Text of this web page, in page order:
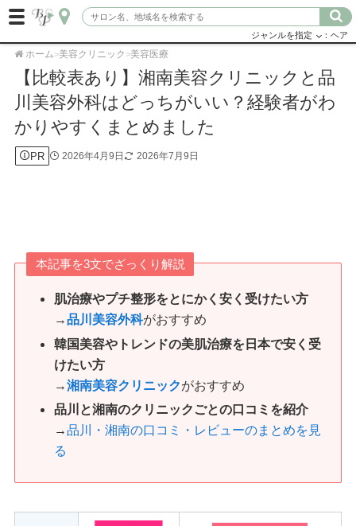
ジャンルを指定 ：ヘア
ホーム>美容クリニック >美容医療
【比較表あり】湘南美容クリニックと品
川美容外科はどっちがいい？経験者がわ
かりやすくまとめました
PR 2026年4月9日 2026年7月9日
本記事を3文でざっくり解説
肌治療やプチ整形をとにかく安く受けたい方
→品川美容外科がおすすめ
韓国美容やトレンドの美肌治療を日本で安く受
けたい方
→湘南美容クリニックがおすすめ
品川と湘南のクリニックごとの口コミ を紹介
→品川・湘南の口コミ・レビューのまとめを見
る